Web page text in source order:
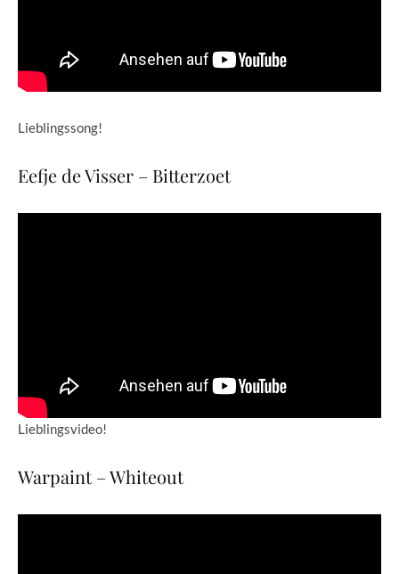
Lieblingssong!
Eefje de Visser – Bitterzoet
Lieblingsvideo!
Warpaint – Whiteout